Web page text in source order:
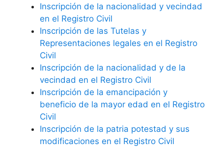
Inscripción de la nacionalidad y vecindad
en el Registro Civil
Inscripción de las Tutelas y
Representaciones legales en el Registro
Civil
Inscripción de la nacionalidad y de la
vecindad en el Registro Civil
Inscripción de la emancipación y
beneficio de la mayor edad en el Registro
Civil
Inscripción de la patria potestad y sus
modificaciones en el Registro Civil